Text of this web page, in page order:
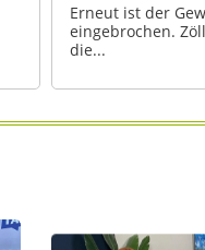
Erneut ist der
eingebrochen.
die...